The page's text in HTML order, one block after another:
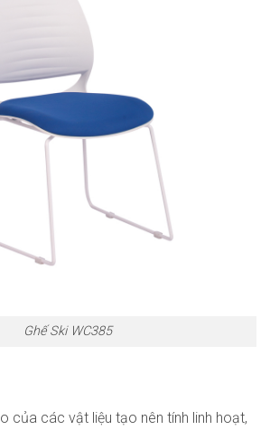
Ghế Ski WC385
của các vật liệu tạo nên tính linh hoạt,